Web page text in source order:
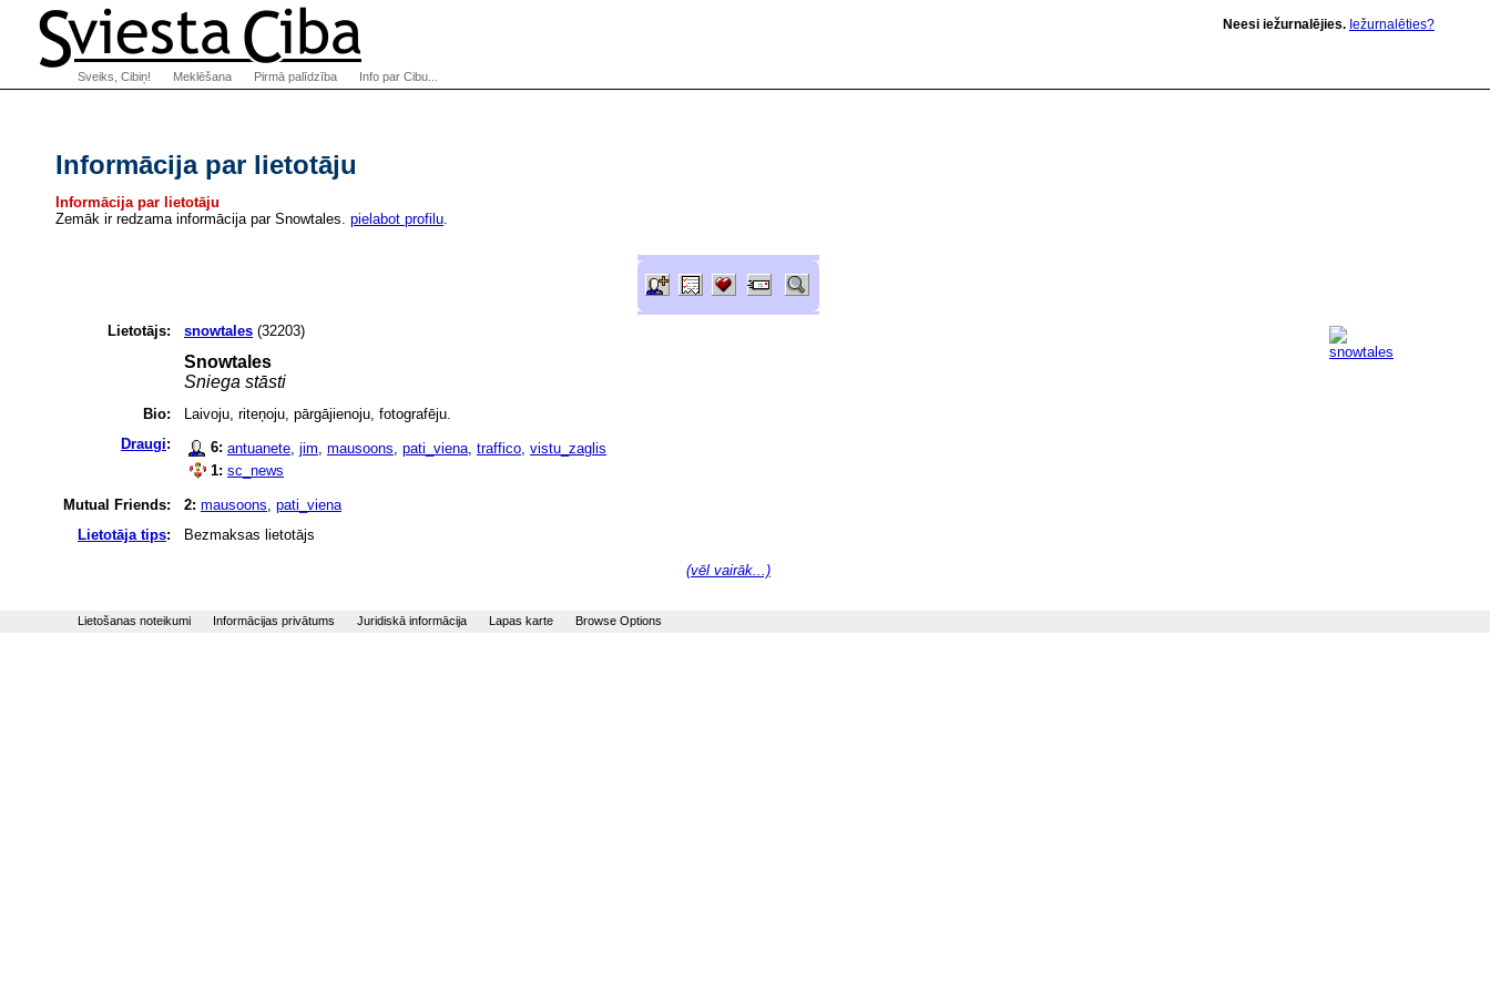
Informācija par lietotāju
Informācija par lietotāju
Zemāk ir redzama informācija par Snowtales. pielabot profilu.
Lietotājs: snowtales (32203)
Snowtales
Sniega stāsti
Bio:
Laivoju, riteņoju, pārgājienoju, fotografēju.
Draugi: 6: antuanete jim mausoons pati_viena traffico vistu_zaglis
1: sc_news
Mutual Friends: 2: mausoons pati_viena
Lietotāja tips: Bezmaksas lietotājs
(vēl vairāk...)
Neesi iežurnalējies. Iežurnalēties?
Sveiks, Cibiņ! Meklēšana Pirmā palīdzība Info par Cibu...
Lietošanas noteikumi Informācijas privātums Juridiskā informācija Lapas karte Browse Options